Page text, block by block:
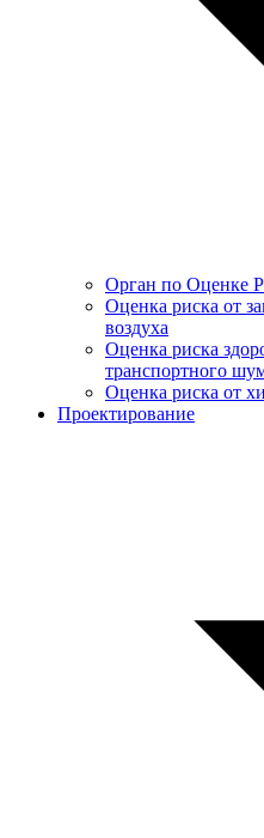
Орган по Оценке
Оценка риска от
воздуха
Оценка риска
транспортного
Оценка риска от
Проектирование